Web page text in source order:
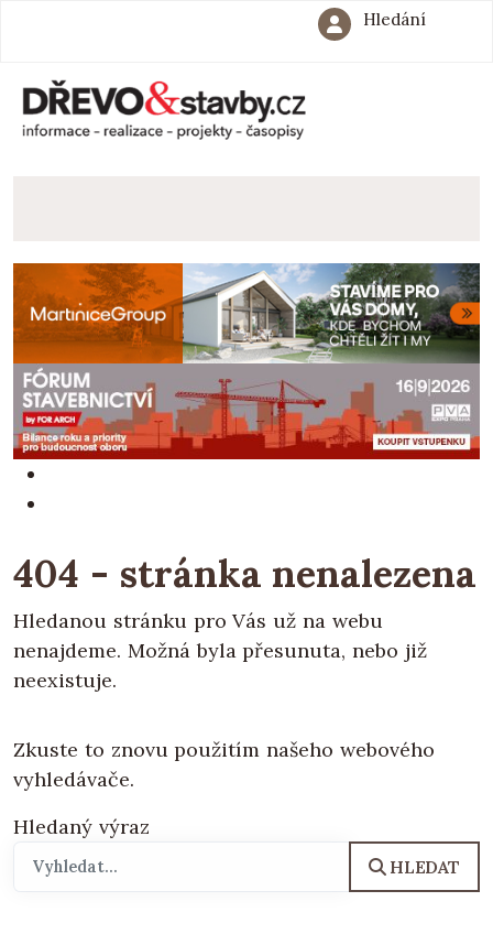
Hledání
404 - stránka nenalezena
Hledanou stránku pro Vás už na webu
nenajdeme. Možná byla přesunuta, nebo již
neexistuje.
Zkuste to znovu použitím našeho webového
vyhledávače.
Hledaný výraz
HLEDAT